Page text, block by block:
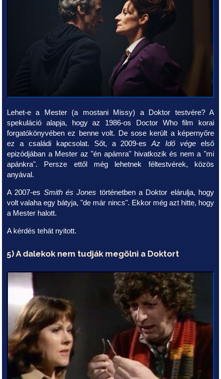
Lehet-e a Mester (a mostani Missy) a Doktor testvére? A
spekuláció alapja, hogy az 1986-os Doctor Who film korai
forgatókönyvében ez benne volt. De sose került a képernyőre
ez a családi kapcsolat. Sőt, a 2009-esAz Idő vége első
epizódjában a Mester az "én apámra" hivatkozik és nem a "mi
apánkra". Persze ettől még lehetnek féltestvérek, közös
anyával.
A 2007-es Smith és Jones történetben a Doktor elárulja, hogy
volt valaha egy bátyja, "de már nincs". Ekkor még azt hitte, hogy
a Mester halott.
A kérdés tehát nyitott.
5) A dalekok nem tudják megölni a Doktort